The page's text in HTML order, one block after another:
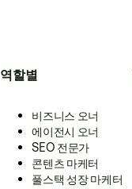
역할별
비즈니스 오너
에이전시 오너
SEO 전문가
콘텐츠 마케터
풀스택 성장 마케터